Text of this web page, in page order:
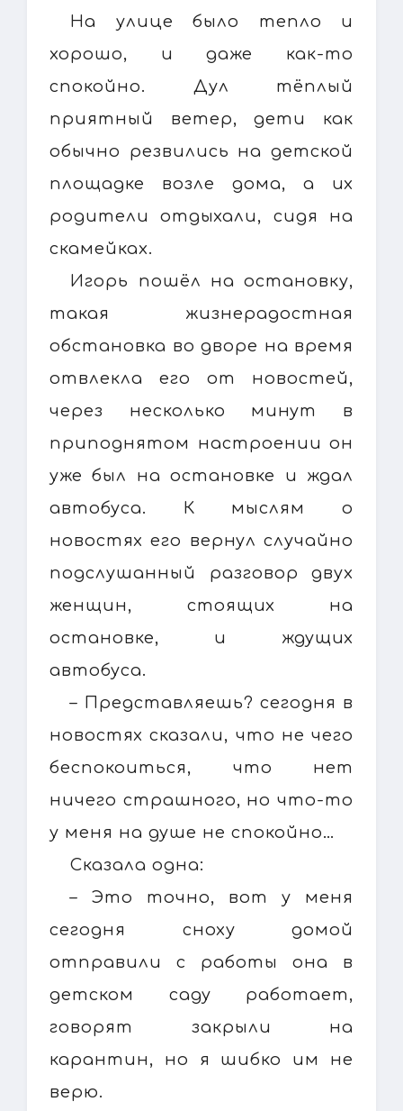
На улице было тепло и
хорошо, и даже как-то
спокойно. Дул тёплый
приятный ветер, дети как
обычно резвились на детской
площадке возле дома, а их
родители отдыхали, сидя на
скамейках.
Игорь пошёл на остановку,
такая жизнерадостная
обстановка во дворе на время
отвлекла его от новостей,
через несколько минут в
приподнятом настроении он
уже был на остановке и ждал
автобуса. К мыслям о
новостях его вернул случайно
подслушанный разговор двух
женщин, стоящих на
остановке, и ждущих
автобуса.
– Представляешь? сегодня в
новостях сказали, что не чего
беспокоиться, что нет
ничего страшного, но что-то
у меня на душе не спокойно…
Сказала одна:
– Это точно, вот у меня
сегодня сноху домой
отправили с работы она в
детском саду работает,
говорят закрыли на
карантин, но я шибко им не
верю.